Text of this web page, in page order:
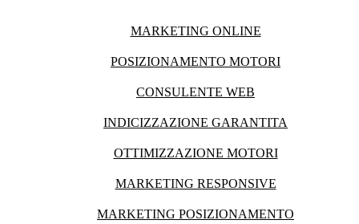
MARKETING ONLINE
POSIZIONAMENTO MOTORI
CONSULENTE WEB
INDICIZZAZIONE GARANTITA
OTTIMIZZAZIONE MOTORI
MARKETING RESPONSIVE
MARKETING POSIZIONAMENTO